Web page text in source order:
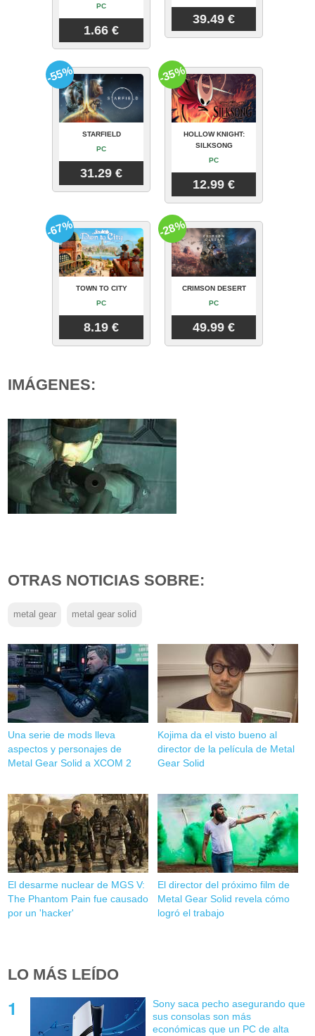
PC
1.66 €
39.49 €
STARFIELD
PC
31.29 €
-55%
HOLLOW KNIGHT:
SILKSONG
PC
12.99 €
-35%
TOWN TO CITY
PC
8.19 €
-67%
CRIMSON DESERT
PC
49.99 €
-28%
IMÁGENES:
OTRAS NOTICIAS SOBRE:
metal gear metal gear solid
Una serie de mods lleva
aspectos y personajes de
Metal Gear Solid a XCOM 2
Kojima da el visto bueno al
director de la película de Metal
Gear Solid
El desarme nuclear de MGS V:
The Phantom Pain fue causado
por un 'hacker'
El director del próximo film de
Metal Gear Solid revela cómo
logró el trabajo
LO MÁS LEÍDO
Sony saca pecho asegurando que
sus consolas son más
económicas que un PC de alta